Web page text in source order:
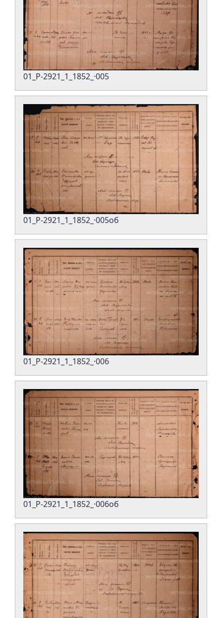
01_Р-2921_1_1852_·005
01_Р-2921_1_1852_·005об
01_Р-2921_1_1852_·006
01_Р-2921_1_1852_·006об